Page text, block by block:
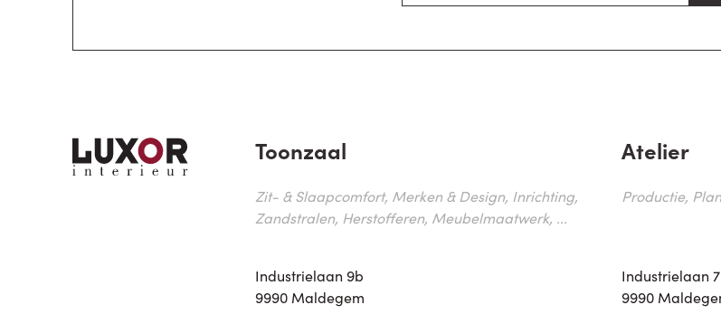
Toonzaal
Zit- & Slaapcomfort, Merken & Design, Inrichting,
Zandstralen, Herstofferen, Meubelmaatwerk, ...
Industrielaan 9b
9990 Maldegem
Atelier
Productie,
Industrielaan 7
9990